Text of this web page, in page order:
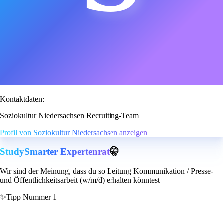
Kontaktdaten:
Soziokultur Niedersachsen Recruiting-Team
Profil von Soziokultur Niedersachsen anzeigen
StudySmarter Expertenrat🤫
Wir sind der Meinung, dass du so Leitung Kommunikation / Presse-
und Öffentlichkeitsarbeit (w/m/d) erhalten könntest
✨Tipp Nummer 1